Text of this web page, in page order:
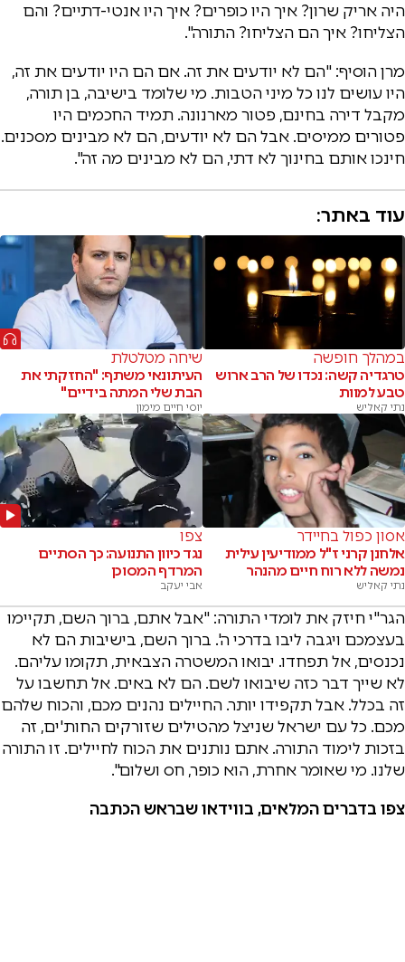
היה אריק שרון? איך היו כופרים? איך היו אנטי-דתיים? והם
הצליחו? איך הם הצליחו? התורה".
מרן הוסיף: "הם לא יודעים את זה. אם הם היו יודעים את זה,
היו עושים לנו כל מיני הטבות. מי שלומד בישיבה, בן תורה,
מקבל דירה בחינם, פטור מארנונה. תמיד החכמים היו
פטורים ממיסים. אבל הם לא יודעים, הם לא מבינים מסכנים.
חינכו אותם בחינוך לא דתי, הם לא מבינים מה זה".
עוד באתר:
במהלך חופשה
טרגדיה קשה: נכדו של הרב ארוש
טבע למוות
נתי קאליש
שיחה מטלטלת
העיתונאי משתף: "החזקתי את
הבת שלי המתה בידיים"
יוסי חיים מימון
אסון כפול בחיידר
אלחנן קרני ז"ל ממודיעין עילית
נמשה ללא רוח חיים מהנהר
נתי קאליש
צפו
נגד כיוון התנועה: כך הסתיים
המרדף המסוכן
אבי יעקב
הגר"י חיזק את לומדי התורה: "אבל אתם, ברוך השם, תקיימו
בעצמכם ויגבה ליבו בדרכי ה'. ברוך השם, בישיבות הם לא
נכנסים, אל תפחדו. יבואו המשטרה הצבאית, תקומו עליהם.
לא שייך דבר כזה שיבואו לשם. הם לא באים. אל תחשבו על
זה בכלל. אבל תקפידו יותר. החיילים נהנים מכם, והכוח שלהם
מכם. כל עם ישראל שניצל מהטילים שזורקים החות'ים, זה
בזכות לימוד התורה. אתם נותנים את הכוח לחיילים. זו התורה
שלנו. מי שאומר אחרת, הוא כופר, חס ושלום".
צפו בדברים המלאים, בווידאו שבראש הכתבה